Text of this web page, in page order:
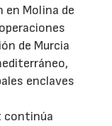
en Molina de
de Murcia
enclaves
continúa